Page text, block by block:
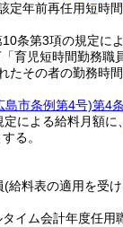
定年前再任用短時
10条第3項の規定に
育児短時間勤務職
たその者の勤務時
島市条例第4号)第4条
定による給料月額に、
る。
(給料表の適用を受
イム会計年度任用